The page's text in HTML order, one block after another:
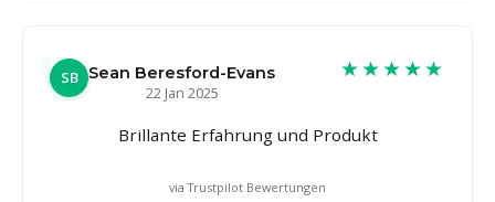
SB Sean Beresford-Evans
22 Jan 2025
★★★★★
Brillante Erfahrung und Produkt
via Trustpilot Bewertungen